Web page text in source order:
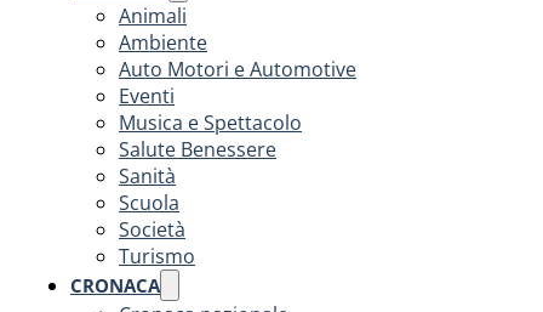
Animali
Ambiente
Auto Motori e Automotive
Eventi
Musica e Spettacolo
Salute Benessere
Sanità
Scuola
Società
Turismo
CRONACA